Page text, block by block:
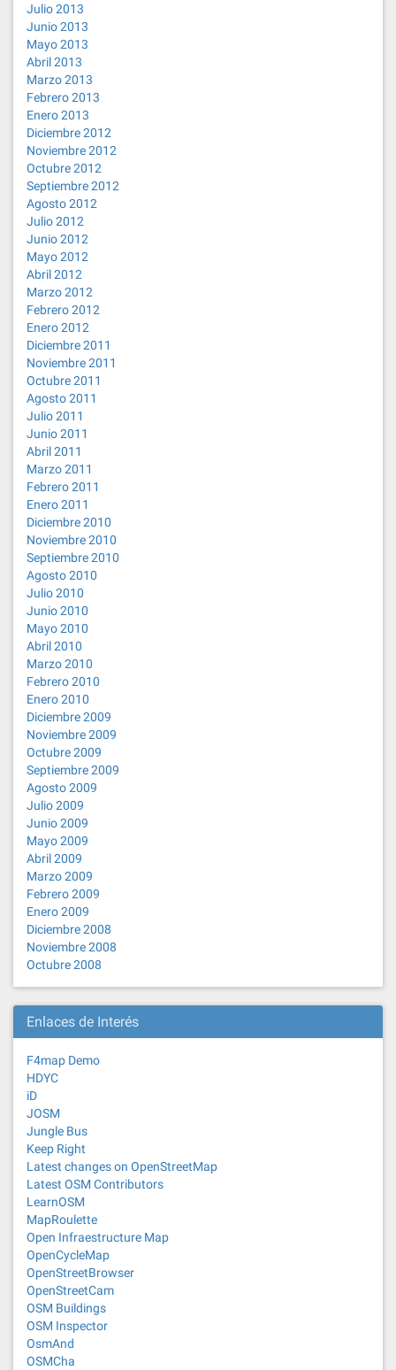
Julio 2013
Junio 2013
Mayo 2013
Abril 2013
Marzo 2013
Febrero 2013
Enero 2013
Diciembre 2012
Noviembre 2012
Octubre 2012
Septiembre 2012
Agosto 2012
Julio 2012
Junio 2012
Mayo 2012
Abril 2012
Marzo 2012
Febrero 2012
Enero 2012
Diciembre 2011
Noviembre 2011
Octubre 2011
Agosto 2011
Julio 2011
Junio 2011
Abril 2011
Marzo 2011
Febrero 2011
Enero 2011
Diciembre 2010
Noviembre 2010
Septiembre 2010
Agosto 2010
Julio 2010
Junio 2010
Mayo 2010
Abril 2010
Marzo 2010
Febrero 2010
Enero 2010
Diciembre 2009
Noviembre 2009
Octubre 2009
Septiembre 2009
Agosto 2009
Julio 2009
Junio 2009
Mayo 2009
Abril 2009
Marzo 2009
Febrero 2009
Enero 2009
Diciembre 2008
Noviembre 2008
Octubre 2008
Enlaces de Interés
F4map Demo
HDYC
iD
JOSM
Jungle Bus
Keep Right
Latest changes on OpenStreetMap
Latest OSM Contributors
LearnOSM
MapRoulette
Open Infraestructure Map
OpenCycleMap
OpenStreetBrowser
OpenStreetCam
OSM Buildings
OSM Inspector
OsmAnd
OSMCha